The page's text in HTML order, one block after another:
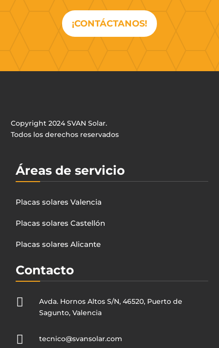
¡CONTÁCTANOS!
Copyright 2024 SVAN Solar.
Todos los derechos reservados
Áreas de servicio
Placas solares Valencia
Placas solares Castellón
Placas solares Alicante
Contacto

Avda. Hornos Altos S/N, 46520, Puerto de
Sagunto, Valencia
 tecnico@svansolar.com